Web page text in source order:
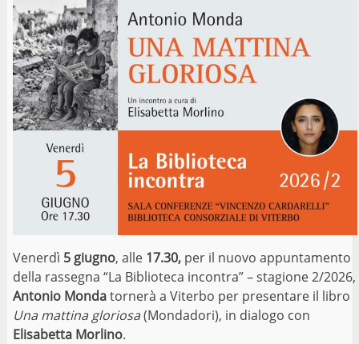
Venerdì 5 giugno, alle 17.30, per il nuovo appuntamento
della rassegna “La Biblioteca incontra” – stagione 2/2026,
Antonio Mondatornerà a Viterbo per presentare il libro
Una mattina gloriosa(Mondadori), in dialogo con
Elisabetta Morlino.